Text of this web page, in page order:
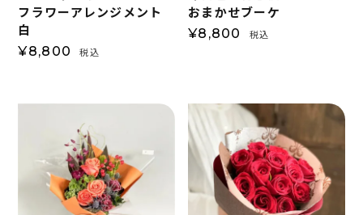
フラワーアレンジメント
白
¥8,800 税込
おまかせブーケ
¥8,800 税込